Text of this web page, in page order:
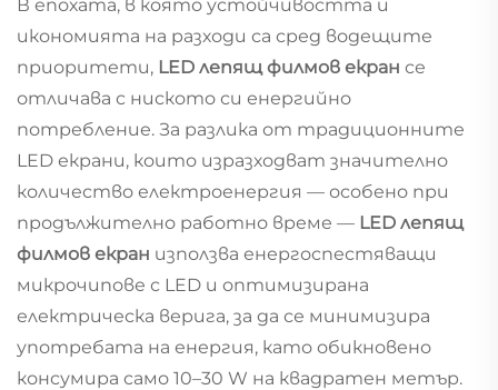
В епохата, в която устойчивостта и
икономията на разходи са сред водещите
приоритети, LED лепящ филмов екран се
отличава с ниското си енергийно
потребление. За разлика от традиционните
LED екрани, които изразходват значително
количество електроенергия — особено при
продължително работно време — LED лепящ
филмов екран използва енергоспестяващи
микрочипове с LED и оптимизирана
електрическа верига, за да се минимизира
употребата на енергия, като обикновено
консумира само 10–30 W на квадратен метър.